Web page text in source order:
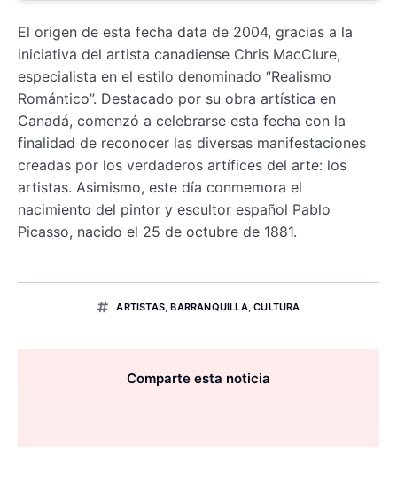
El origen de esta fecha data de 2004, gracias a la
iniciativa del artista canadiense Chris MacClure,
especialista en el estilo denominado “Realismo
Romántico”. Destacado por su obra artística en
Canadá, comenzó a celebrarse esta fecha con la
finalidad de reconocer las diversas manifestaciones
creadas por los verdaderos artífices del arte: los
artistas. Asimismo, este día conmemora el
nacimiento del pintor y escultor español Pablo
Picasso, nacido el 25 de octubre de 1881.
ARTISTAS,BARRANQUILLA,CULTURA
Comparte esta noticia